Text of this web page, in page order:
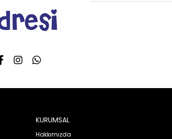
KURUMSAL
Hakkımızda